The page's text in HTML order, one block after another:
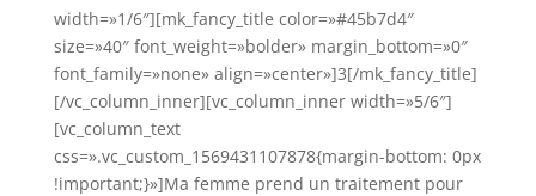
width=»1/6″][mk_fancy_title color=»#45b7d4″
size=»40″ font_weight=»bolder» margin_bottom=»0″
font_family=»none» align=»center»]3[/mk_fancy_title]
[/vc_column_inner][vc_column_inner width=»5/6″]
[vc_column_text
css=».vc_custom_1569431107878{margin-bottom: 0px
!important;}»]Ma femme prend un traitement pour